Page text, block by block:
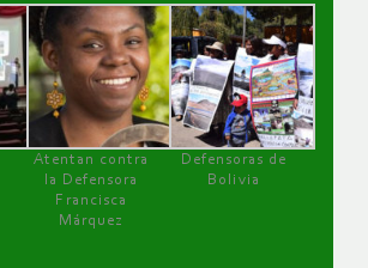
Atentan contra
la Defensora
Francisca
Márquez
Defensoras de
Bolivia